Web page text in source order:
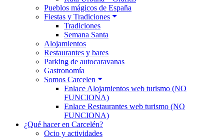
Pueblos mágicos de España
Fiestas y Tradiciones
Tradiciones
Semana Santa
Alojamientos
Restaurantes y bares
Parking de autocaravanas
Gastronomía
Somos Carcelen
Enlace Alojamientos web turismo (NO
FUNCIONA)
Enlace Restaurantes web turismo (NO
FUNCIONA)
¿Qué hacer en Carcelén?
Ocio y actividades